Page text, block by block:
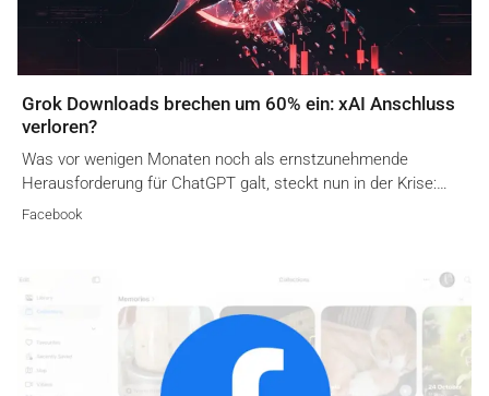
Grok Downloads brechen um 60% ein: xAI Anschluss
verloren?
Was vor wenigen Monaten noch als ernstzunehmende
Herausforderung für ChatGPT galt, steckt nun in der Krise:…
Facebook